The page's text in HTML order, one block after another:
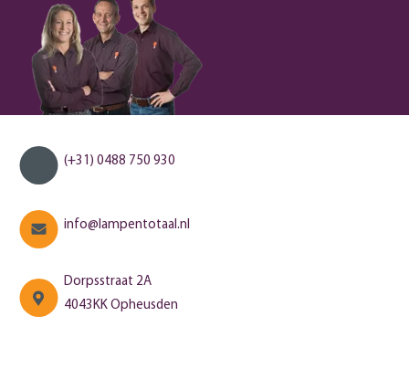
(+31) 0488 750 930
info@lampentotaal.nl
Dorpsstraat 2A
4043KK Opheusden